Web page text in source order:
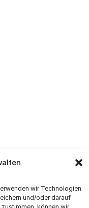
wir Technologien
und/oder darauf